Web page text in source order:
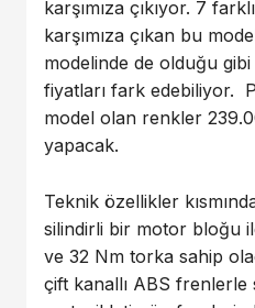
karşımıza çıkıyor. 7
karşımıza çıkan bu
modelinde de olduğu
fiyatları fark edebiliyor.
model olan renkler
yapacak.
Teknik özellikler
silindirli bir motor bloğu
ve 32 Nm torka sahip
çift kanallı ABS